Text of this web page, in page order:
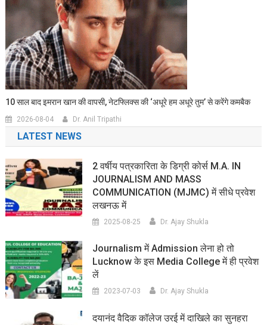
10 साल बाद इमरान खान की वापसी, नेटफ्लिक्स की ‘अधूरे हम अधूरे तुम’ से करेंगे कमबैक
2026-08-04 Dr. Anil Tripathi
LATEST NEWS
2 वर्षीय पत्रकारिता के डिग्री कोर्स M.A. IN
JOURNALISM AND MASS
COMMUNICATION (MJMC) में सीधे प्रवेश
लखनऊ में
2025-08-25 Dr. Ajay Shukla
Journalism में Admission लेना हो तो
Lucknow के इस Media College में ही प्रवेश
लें
2023-07-03 Dr. Ajay Shukla
दयानंद वैदिक कॉलेज उरई में दाखिले का सुनहरा